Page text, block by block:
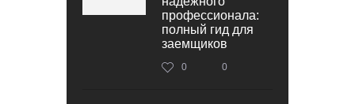
профессионала:
полный гид для
заемщиков
0 0